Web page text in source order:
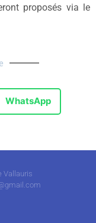
proposés via le
WhatsApp
Vallauris